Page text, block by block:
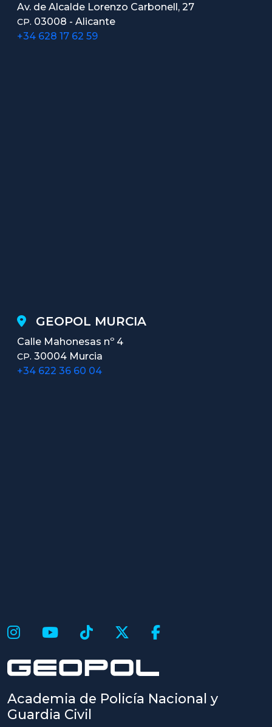
Av. de Alcalde Lorenzo Carbonell, 27
CP. 03008 - Alicante
+34 628 17 62 59
GEOPOL MURCIA
Calle Mahonesas nº 4
CP. 30004 Murcia
+34 622 36 60 04
Academia de Policía Nacional y
Guardia Civil